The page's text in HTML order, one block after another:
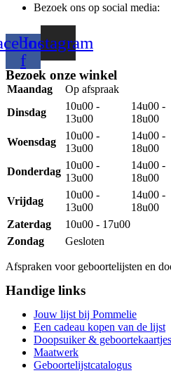
Bezoek ons op social media:
f
Instagram
Bezoek onze winkel
Maandag
Op afspraak
Dinsdag
10u00 -
13u00
14u00 -
18u00
Woensdag
10u00 -
13u00
14u00 -
18u00
Donderdag
10u00 -
13u00
14u00 -
18u00
Vrijdag
10u00 -
13u00
14u00 -
18u00
Zaterdag
10u00 - 17u00
Zondag
Gesloten
Afspraken voor geboortelijsten en
Handige links
Jouw lijst bij Pommelie
Een cadeau kopen van de lijst
Doopsuiker & geboortekaartjes
Maatwerk
Geboortelijstcatalogus